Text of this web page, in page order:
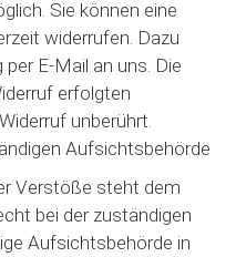
Sie können eine
widerrufen. Dazu
E-Mail an uns. Die
erfolgten
unberührt.
Aufsichtsbehörde
Verstöße steht dem
bei der zuständigen
Aufsichtsbehörde in